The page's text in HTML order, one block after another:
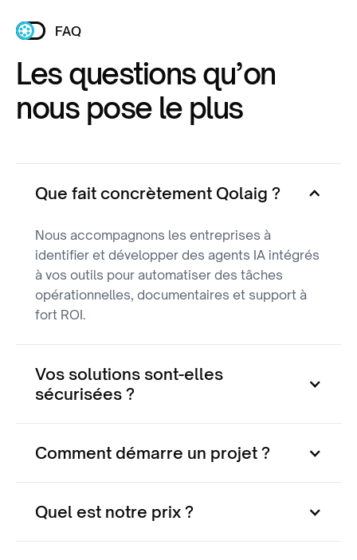
FAQ
Les questions qu’on
nous pose le plus
Que fait concrètement Qolaig ?
Nous accompagnons les entreprises à
identifier et développer des agents IA intégrés
à vos outils pour automatiser des tâches
opérationnelles, documentaires et support à
fort ROI.
Vos solutions sont-elles
sécurisées ?
Comment démarre un projet ?
Quel est notre prix ?